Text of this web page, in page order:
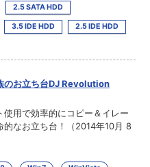
2.5 SATA HDD
3.5 IDE HDD 2.5 IDE HDD
のお立ち台DJ Revolution
使用で効率的にコピー＆イレー
的なお立ち台！（2014年10月 8